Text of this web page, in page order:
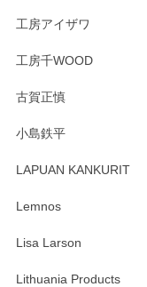
す。 素敵な湯呑みで
たm(_)m
います。無
工房アイザワ
工房千WOOD
古賀正慎
小島鉄平
LAPUAN KANKURIT
Lemnos
Lisa Larson
Lithuania Products